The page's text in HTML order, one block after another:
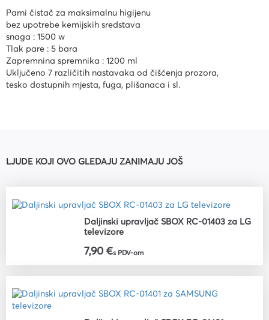
Parni čistač za maksimalnu higijenu
bez upotrebe kemijskih sredstava
snaga : 1500 w
Tlak pare : 5 bara
Zapremnina spremnika : 1200 ml
Uključeno 7 različitih nastavaka od čišćenja prozora,
tesko dostupnih mjesta, fuga, plišanaca i sl.
LJUDE KOJI OVO GLEDAJU ZANIMAJU JOŠ
Daljinski upravljač SBOX RC-01403 za LG
televizore
7,90 €s PDV-om